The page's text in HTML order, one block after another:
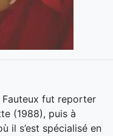
fut reporter
(1988), puis à
il s’est spécialisé en